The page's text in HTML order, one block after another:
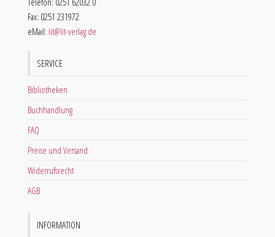
Fax: 0251 231972
eMail: lit@lit-verlag.de
SERVICE
Bibliotheken
Buchhandlung
FAQ
Preise und Versand
Widerrufsrecht
AGB
INFORMATION